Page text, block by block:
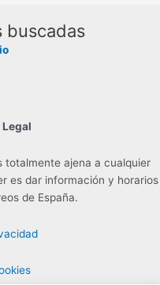
buscadas
totalmente ajena a cualquier
es dar información y horarios
de España.